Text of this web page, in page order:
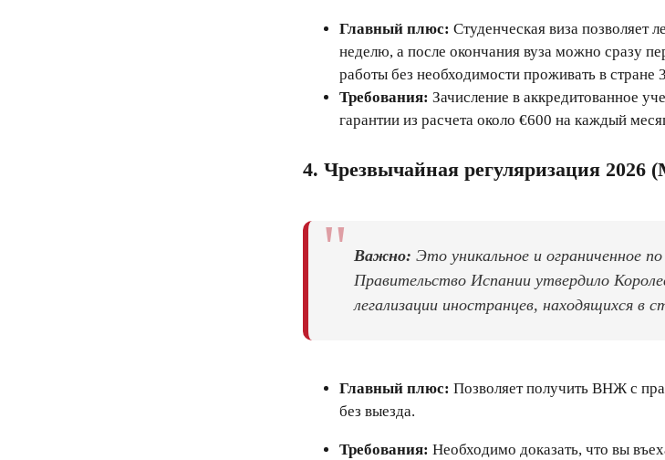
Главный плюс: Студенческая виза позволяет
неделю, а после окончания вуза можно сразу
работы без необходимости проживать в стране
Требования: Зачисление в аккредитованное
гарантии из расчета около €600 на каждый
4. Чрезвычайная регуляризация 2026
" Важно: Это уникальное и ограниченное
Правительство Испании утвердило
легализации иностранцев, находящихся в
Главный плюс: Позволяет получить ВНЖ с
без выезда.
Требования: Необходимо доказать, что вы